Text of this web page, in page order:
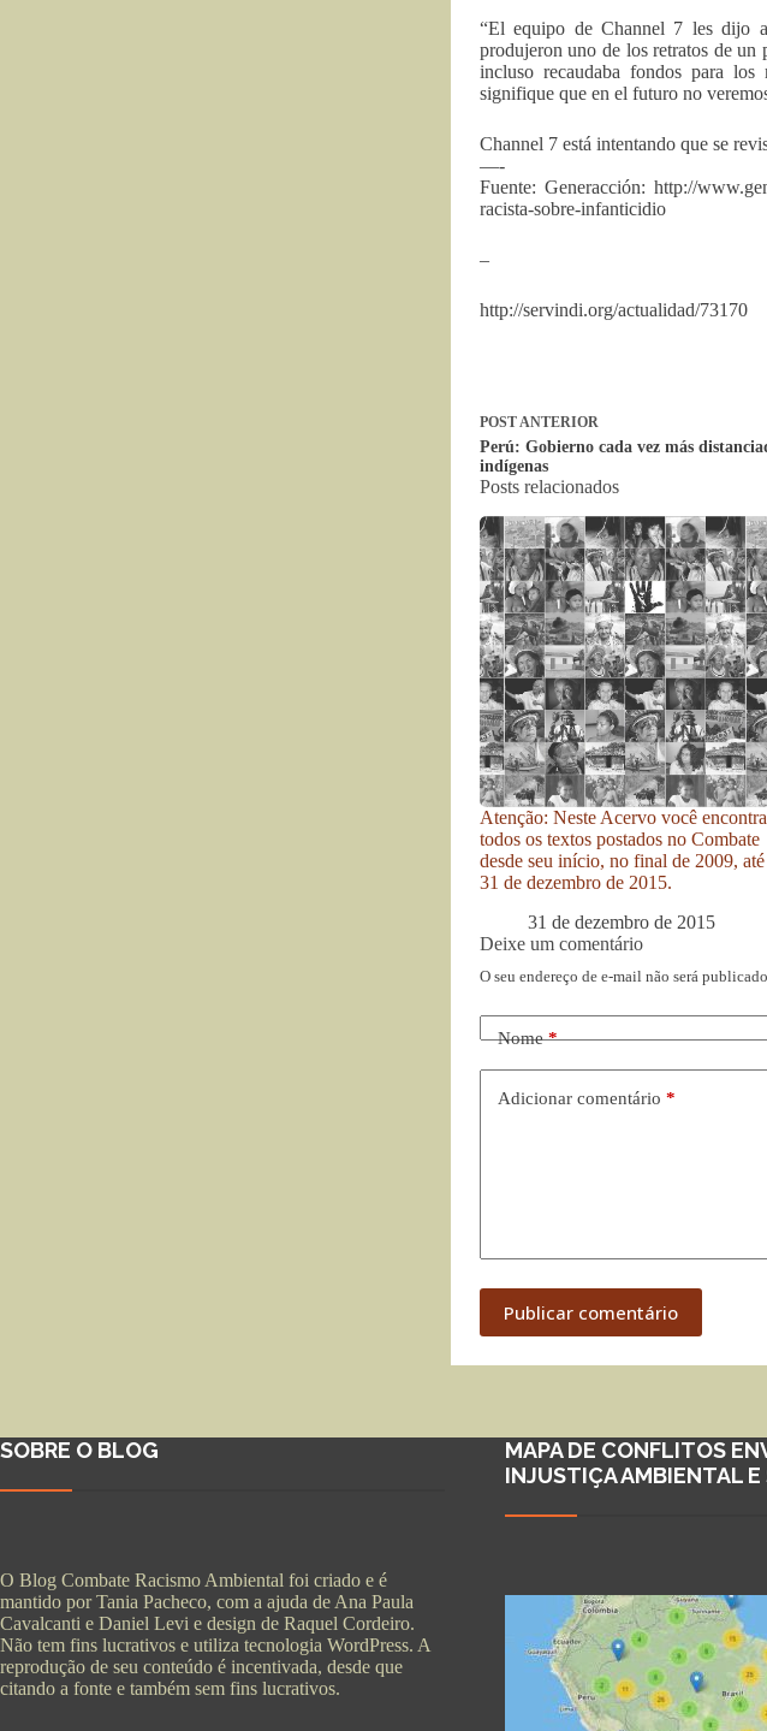
“El equipo de Channel 7 les dijo
produjeron uno de los retratos de un
incluso recaudaba fondos para los
signifique que en el futuro no
Channel 7 está intentando que se
—-
Fuente: Generacción: http://
racista-sobre-infanticidio
–
http://servindi.org/actualidad/73170
POSTANTERIOR
Perú: Gobierno cada vez más
indígenas
Posts relacionados
Atenção: Neste Acervo você encontra
todos os textos postados no Combate
desde seu início, no final de 2009, até
31 de dezembro de 2015.
31 de dezembro de 2015
Deixe um comentário
O seu endereço de e-mail não será publicado.
Nome*
Adicionar comentário *
Publicar comentário
SOBRE O BLOG
O Blog Combate Racismo Ambiental foi criado e é
mantido por Tania Pacheco, com a ajuda de Ana Paula
Cavalcanti e Daniel Levi e design de Raquel Cordeiro.
Não tem fins lucrativos e utiliza tecnologia WordPress. A
reprodução de seu conteúdo é incentivada, desde que
citando a fonte e também sem fins lucrativos.
MAPA DE CONFLITOS
INJUSTIÇA AMBIENTAL E